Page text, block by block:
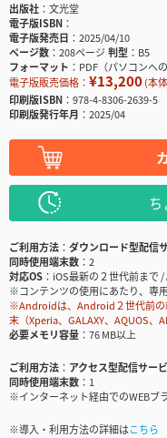
出版社
文光堂
電子版ISBN
電子版発売日
2025/04/10
ページ数
208ページ判型
B5
フォーマット
PDF（パソコンへ
電子版販売価格： ¥13,200(本
印刷版ISBN
978-4-8306-2639-5
印刷版発行年月
2025/04
ち
ご利用方法
ダウンロード型配信
同時使用端末数
2
対応OS
iOS最新の２世代前まで
※コンテンツの使用にあたり、専
※Androidは、Android２世代前の
末（Xperia、GALAXY、AQUOS、
必要メモリ容量
76 MB以上
ご利用方法
アクセス型配信サー
同時使用端末数
1
※インターネット経由でのWEBブ
※導入・利用方法の詳細はこちら